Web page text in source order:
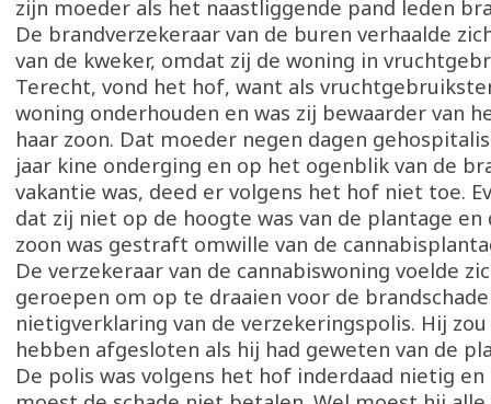
zijn moeder als het naastliggende pand leden
De brandverzekeraar van de buren verhaalde
van de kweker, omdat zij de woning in
Terecht, vond het hof, want als
woning onderhouden en was zij bewaarder van
haar zoon. Dat moeder negen dagen
jaar kine onderging en op het ogenblik van de
vakantie was, deed er volgens het hof niet toe.
dat zij niet op de hoogte was van de plantage en
zoon was gestraft omwille van de
De verzekeraar van de cannabiswoning voelde
geroepen om op te draaien voor de
nietigverklaring van de verzekeringspolis. Hij
hebben afgesloten als hij had geweten van de
De polis was volgens het hof inderdaad nietig